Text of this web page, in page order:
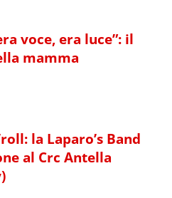
voce, era luce”: il
mamma
la Laparo’s Band
al Crc Antella